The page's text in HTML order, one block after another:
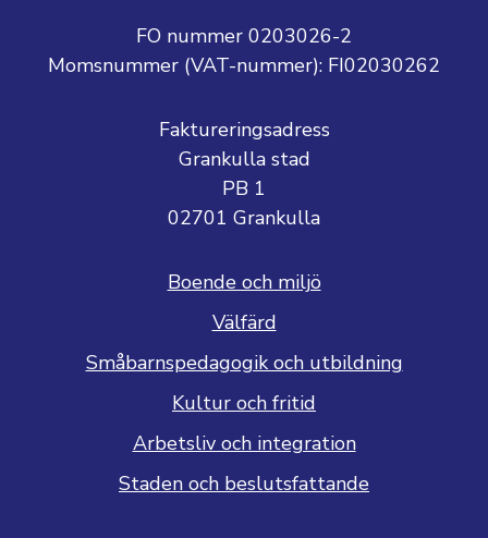
FO nummer 0203026-2
Momsnummer (VAT-nummer): FI02030262
Faktureringsadress
Grankulla stad
PB 1
02701 Grankulla
Boende och miljö
Välfärd
Småbarnspedagogik och utbildning
Kultur och fritid
Arbetsliv och integration
Staden och beslutsfattande